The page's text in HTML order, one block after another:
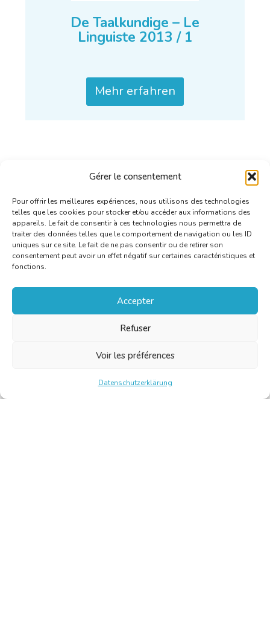
Gérer le consentement
Pour offrir les meilleures expériences, nous utilisons des technologies
telles que les cookies pour stocker et/ou accéder aux informations des
appareils. Le fait de consentir à ces technologies nous permettra de
traiter des données telles que le comportement de navigation ou les ID
uniques sur ce site. Le fait de ne pas consentir ou de retirer son
consentement peut avoir un effet négatif sur certaines caractéristiques et
fonctions.
Accepter
Refuser
Voir les préférences
Datenschutzerklärung
De Taalkundige – Le
Linguiste 2013 / 1
Mehr erfahren